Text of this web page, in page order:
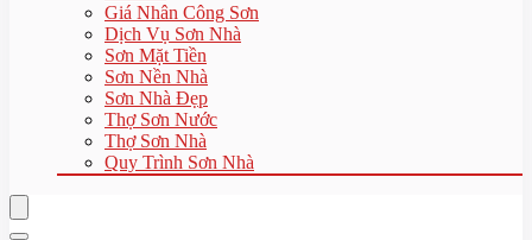
Giá Nhân Công Sơn
Dịch Vụ Sơn Nhà
Sơn Mặt Tiền
Sơn Nền Nhà
Sơn Nhà Đẹp
Thợ Sơn Nước
Thợ Sơn Nhà
Quy Trình Sơn Nhà